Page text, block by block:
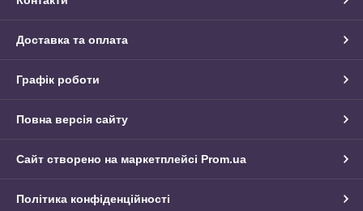
Доставка та оплата
Графік роботи
Повна версія сайту
Сайт створено на маркетплейсі Prom.ua
Політика конфіденційності